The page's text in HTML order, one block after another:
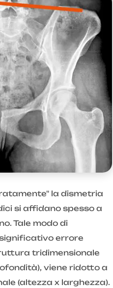
la dismetria
si affidano spesso a
Tale modo di
errore
tridimensionale
viene ridotto a
(altezza x larghezza).